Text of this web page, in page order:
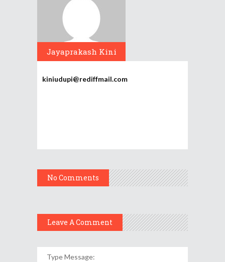
Jayaprakash Kini
kiniudupi@rediffmail.com
No Comments
Leave A Comment